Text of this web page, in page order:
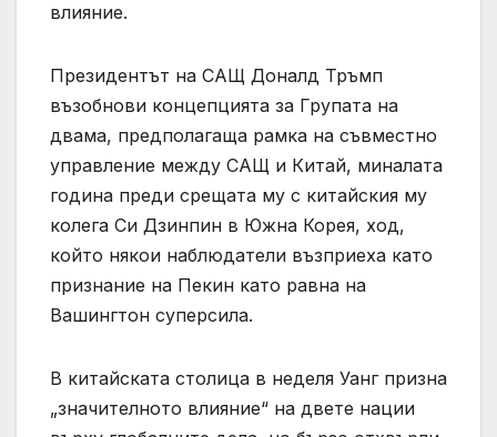
влияние.
Президентът на САЩ Доналд Тръмп
възобнови концепцията за Групата на
двама, предполагаща рамка на съвместно
управление между САЩ и Китай, миналата
година преди срещата му с китайския му
колега Си Дзинпин в Южна Корея, ход,
който някои наблюдатели възприеха като
признание на Пекин като равна на
Вашингтон суперсила.
В китайската столица в неделя Уанг призна
„значителното влияние“ на двете нации